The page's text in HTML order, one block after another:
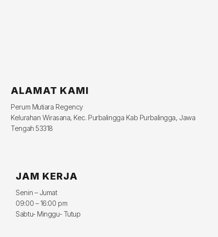
ALAMAT KAMI
Perum Mutiara Regency
Kelurahan Wirasana, Kec. Purbalingga Kab Purbalingga, Jawa
Tengah 53318
JAM KERJA
Senin – Jumat
09:00 – 16:00 pm
Sabtu- Minggu- Tutup